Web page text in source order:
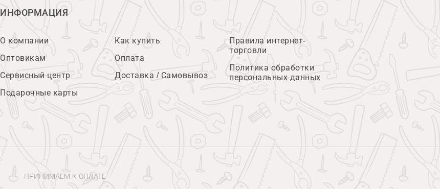
ИНФОРМАЦИЯ
О компании
Оптовикам
Сервисный центр
Подарочные карты
Как купить
Оплата
Доставка / Самовывоз
Правила интернет-
торговли
Политика обработки
персональных данных
ПРИНИМАЕМ К ОПЛАТЕ